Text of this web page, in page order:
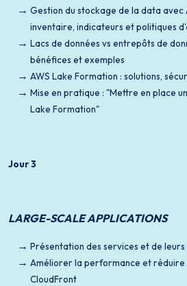
Gestion du stockage de la data avec
inventaire, indicateurs et politiques
Lacs de données vs entrepôts de
bénéfices et exemples
AWS Lake Formation : solutions,
Mise en pratique : "Mettre en place
Lake Formation"
Jour 3
LARGE-SCALE APPLICATIONS
Présentation des services et de
Améliorer la performance et réduire
CloudFront